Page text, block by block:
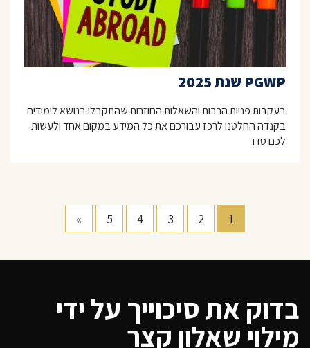
PGWP שנת 2025
בעקבות פניות הרבות והשאלות החוזרות שהתקבלו בנושא לימודים
בקנדה החלטנו לרכז עבורכם את כל המידע במקום אחד ולעשות
לכם סדר
1
2
3
4
5
»
בדוק את סיכוייך על ידי
מילוי שאלון קצר